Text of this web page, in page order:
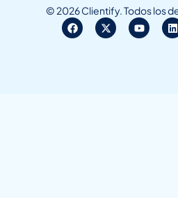
© 2026 Clientify. Todos los